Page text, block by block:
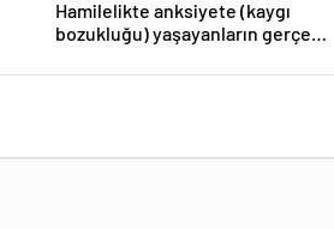
Hamilelikte anksiyete (kaygı
bozukluğu) yaşayanların gerçek